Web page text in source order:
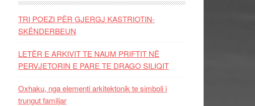
TRI POEZI PËR GJERGJ KASTRIOTIN-
SKËNDERBEUN
LETËR E ARKIVIT TE NAUM PRIFTIT NË
PERVJETORIN E PARE TE DRAGO SILIQIT
Oxhaku, nga elementi arkitektonik te simboli i
trungut familjar